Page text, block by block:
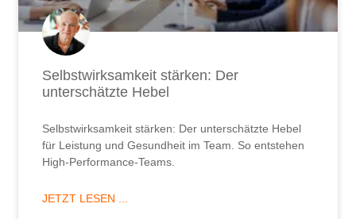
Selbstwirksamkeit stärken: Der
unterschätzte Hebel
Selbstwirksamkeit stärken: Der unterschätzte Hebel
für Leistung und Gesundheit im Team. So entstehen
High-Performance-Teams.
JETZT LESEN ...